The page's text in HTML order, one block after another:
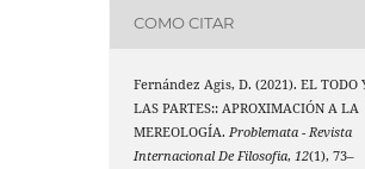
COMO CITAR
Fernández Agis, D. (2021). EL TODO
LAS PARTES:: APROXIMACIÓN A LA
MEREOLOGÍA. Problemata - Revista
Internacional De Filosofia, 12(1), 73–